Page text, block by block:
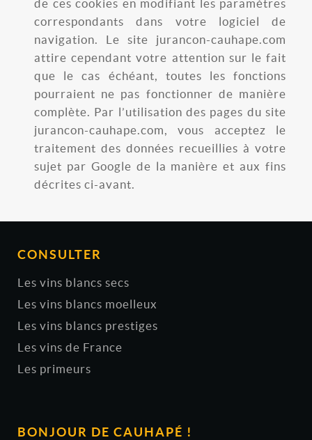
de ces cookies en modifiant les paramètres
correspondants dans votre logiciel de
navigation. Le site jurancon-cauhape.com
attire cependant votre attention sur le fait
que le cas échéant, toutes les fonctions
pourraient ne pas fonctionner de manière
complète. Par l’utilisation des pages du site
jurancon-cauhape.com, vous acceptez le
traitement des données recueillies à votre
sujet par Google de la manière et aux fins
décrites ci-avant.
CONSULTER
Les vins blancs secs
Les vins blancs moelleux
Les vins blancs prestiges
Les vins de France
Les primeurs
BONJOUR DE CAUHAPÉ !